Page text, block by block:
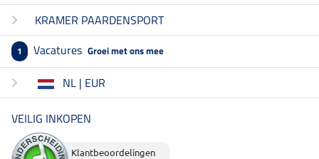
KRAMER PAARDENSPORT
1 Vacatures Groei met ons mee
NL | EUR
VEILIG INKOPEN
Klantbeoordelingen